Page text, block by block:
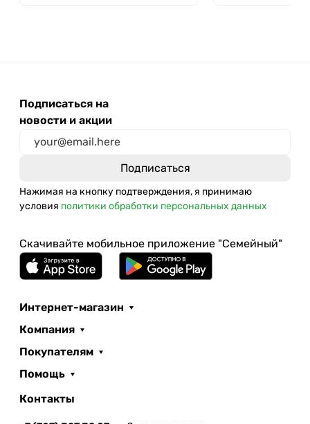
Подписаться на
новости и акции
Нажимая на кнопку подтверждения, я принимаю
условия политики обработки персональных данных
Скачивайте мобильное приложение "Семейный"
Интернет-магазин
Компания
Покупателям
Помощь
Контакты